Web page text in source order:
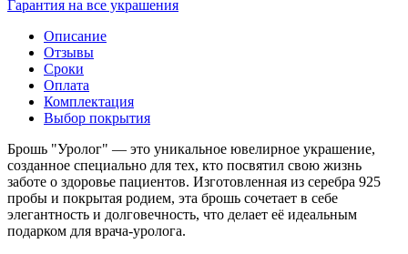
Гарантия на все украшения
Описание
Отзывы
Сроки
Оплата
Комплектация
Выбор покрытия
Брошь "Уролог" — это уникальное ювелирное украшение,
созданное специально для тех, кто посвятил свою жизнь
заботе о здоровье пациентов. Изготовленная из серебра 925
пробы и покрытая родием, эта брошь сочетает в себе
элегантность и долговечность, что делает её идеальным
подарком для врача-уролога.